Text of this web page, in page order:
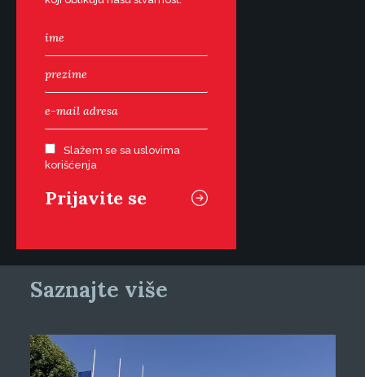
Slažem se sa uslovima
korišćenja
Saznajte više